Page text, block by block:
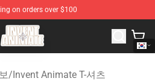
on orders over $100
- Official Invent Animate
/Invent Animate T-셔츠